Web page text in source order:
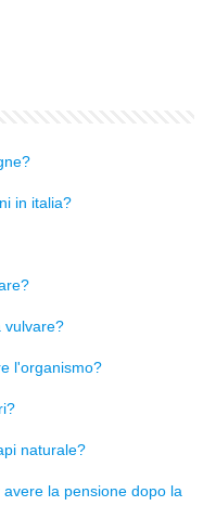
in italia?
vulvare?
l'organismo?
naturale?
la pensione dopo la